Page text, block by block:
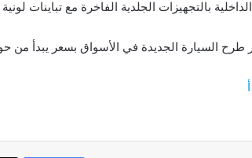
بالتجهيزات الجلدية الفاخرة مع تباينات
السيارة الجديدة في الأسواق بسعر يبدأ من حوالي 200 ألف